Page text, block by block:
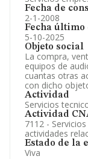
Fecha de
2-1-2008
Fecha último
5-10-2025
Objeto social
La compra,
equipos de
cuantas otras
con dicho
Actividad
Servicios
Actividad
7112 -
actividades
Estado de la
Viva